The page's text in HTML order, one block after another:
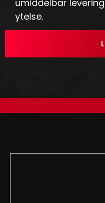
umiddelbar
ytelse.